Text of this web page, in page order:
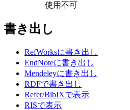
使用不可
書き出し
RefWorksに書き出し
EndNoteに書き出し
Mendeleyに書き出し
RDFで書き出し
Refer/BibIXで表示
RISで表示